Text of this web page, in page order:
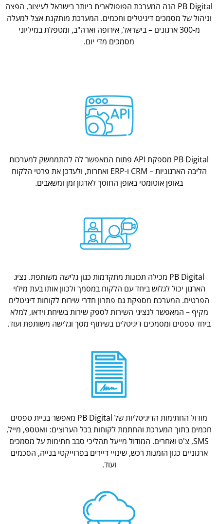
PB Digital הנה המערכת הפופולארית ביותר בישראל לעיצוב, הפצה
וניהול של מסמכים דיגיטלים וחכמים. המערכת מותקנת אצל למעלה
מ-300 ארגונים – בישראל, אירופה וארה"ב, ומטפלת במיליוני
מסמכים מדי יום.
PB Digital מספקת API פתוח המאפשר לה להתממשק למערכות
הליבה הארגוניות – CRM ו-ERP ואחרות, ולעדכן את פרטי הלקוח
באופן אוטומטי באופן החוסך לארגון זמן ומשאבים.
PB Digital מכילה תכונות מתקדמות כגון גלישה משותפת. נציג
הארגון יכול לגלוש ביחד עם הלקוח במסמך ולכוון אותו בעת מילוי
הפרטים. המערכת מספקת גם פתרון חדרי שירות לקוחות דיגיטלים
מקיף – המאפשר לנציגי השירות לספק שירות בשיחת וידאו, למלא
ביחד טפסים ומסמכים דיגיטלים בשיתוף מסך וגלישה משותפת ועוד.
מודול החתימות הדיגיטליות של PB Digital מאפשר בניית טפסים
חכמים בתוך המערכת והחתמת לקוחות בכל הערוצים: וואטספ, מייל,
SMS, צ'ט ואחרים. המודול מייעל תהליכי סבב חתימות על מסמכים
ארגוניים כגון הזמנות רכש, שינויי דיירים בפרוייקטי בנייה, הסכמים
ועוד.